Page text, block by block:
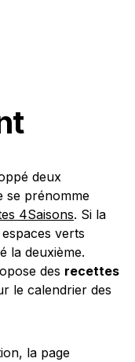
deux
se prénomme
4Saisons. Si la
verts
la deuxième.
des recettes
le calendrier des
la page